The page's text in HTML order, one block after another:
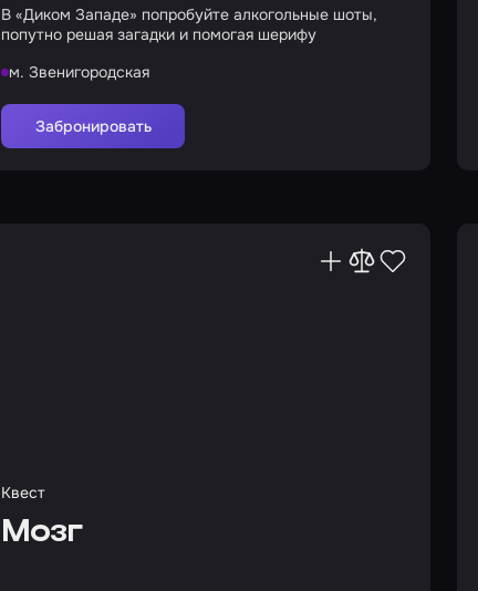
В «Диком Западе» попробуйте алкогольные шоты,
попутно решая загадки и помогая шерифу
м. Звенигородская
Забронировать
Квест
Мозг